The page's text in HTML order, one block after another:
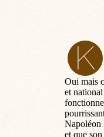
Oui mais
et
Napoléon
et que